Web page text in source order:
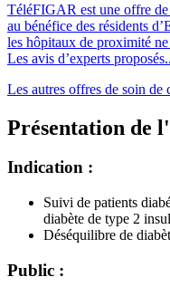
TéléFIGAR est une offre
au bénéfice des résidents
les hôpitaux de proximité
Les avis d’experts
Les autres offres de soin de
Présentation de
Indication :
Suivi de patients
diabète de type 2
Déséquilibre de
Public :